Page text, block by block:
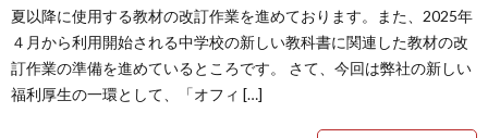
夏以降に使用する教材の改訂作業を進めております。また、2025年
４月から利用開始される中学校の新しい教科書に関連した教材の改
訂作業の準備を進めているところです。 さて、今回は弊社の新しい
福利厚生の一環として、「オフィ […]